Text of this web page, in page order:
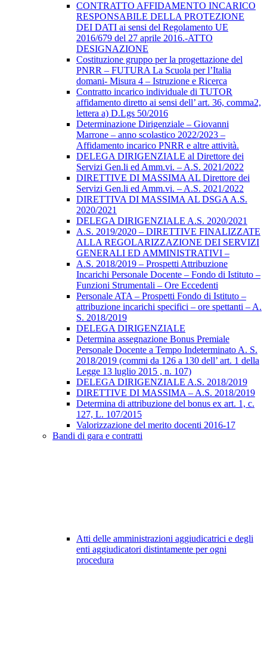
CONTRATTO AFFIDAMENTO INCARICO
RESPONSABILE DELLA PROTEZIONE
DEI DATI ai sensi del Regolamento UE
2016/679 del 27 aprile 2016.-ATTO
DESIGNAZIONE
Costituzione gruppo per la progettazione del
PNRR – FUTURA La Scuola per l’Italia
domani- Misura 4 – Istruzione e Ricerca
Contratto incarico individuale di TUTOR
affidamento diretto ai sensi dell’ art. 36, comma2,
lettera a) D.Lgs 50/2016
Determinazione Dirigenziale – Giovanni
Marrone – anno scolastico 2022/2023 –
Affidamento incarico PNRR e altre attività.
DELEGA DIRIGENZIALE al Direttore dei
Servizi Gen.li ed Amm.vi. – A.S. 2021/2022
DIRETTIVE DI MASSIMA AL Direttore dei
Servizi Gen.li ed Amm.vi. – A.S. 2021/2022
DIRETTIVA DI MASSIMA AL DSGA A.S.
2020/2021
DELEGA DIRIGENZIALE A.S. 2020/2021
A.S. 2019/2020 – DIRETTIVE FINALIZZATE
ALLA REGOLARIZZAZIONE DEI SERVIZI
GENERALI ED AMMINISTRATIVI –
A.S. 2018/2019 – Prospetti Attribuzione
Incarichi Personale Docente – Fondo di Istituto –
Funzioni Strumentali – Ore Eccedenti
Personale ATA – Prospetti Fondo di Istituto –
attribuzione incarichi specifici – ore spettanti – A.
S. 2018/2019
DELEGA DIRIGENZIALE
Determina assegnazione Bonus Premiale
Personale Docente a Tempo Indeterminato A. S.
2018/2019 (commi da 126 a 130 dell’ art. 1 della
Legge 13 luglio 2015 , n. 107)
DELEGA DIRIGENZIALE A.S. 2018/2019
DIRETTIVE DI MASSIMA – A.S. 2018/2019
Determina di attribuzione del bonus ex art. 1, c.
127, L. 107/2015
Valorizzazione del merito docenti 2016-17
Bandi di gara e contratti
Atti delle amministrazioni aggiudicatrici e degli
enti aggiudicatori distintamente per ogni
procedura